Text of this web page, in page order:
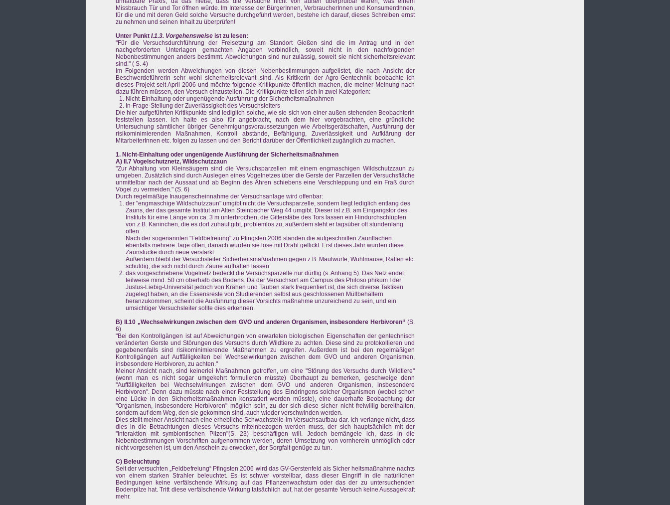
Missbrauch Tür und Tor öffnen würde. Im Interesse der BürgerInnen, VerbraucherInnen und KonsumentInnen,
für die und mit deren Geld solche Versuche durchgeführt werden, bestehe ich darauf, dieses Schreiben ernst
zu nehmen und seinen Inhalt zu überprüfen!
Unter Punkt I.1.3. Vorgehensweise ist zu lesen:
"Für die Versuchsdurchführung der Freisetzung am Standort Gießen sind die im Antrag und in den
nachgeforderten Unterlagen gemachten Angaben verbindlich, soweit nicht in den nachfolgenden
Nebenbestimmungen anders bestimmt. Abweichungen sind nur zulässig, soweit sie nicht sicherheitsrelevant
sind." ( S. 4)
Im Folgenden werden Abweichungen von diesen Nebenbestimmungen aufgelistet, die nach Ansicht der
Beschwerdeführerin sehr wohl sicherheitsrelevant sind. Als Kritikerin der Agro-Gentechnik beobachte ich
dieses Projekt seit April 2006 und möchte folgende Kritikpunkte öffentlich machen, die meiner Meinung nach
dazu führen müssen, den Versuch einzustellen. Die Kritikpunkte teilen sich in zwei Kategorien:
Nicht-Einhaltung oder ungenügende Ausführung der Sicherheitsmaßnahmen
In-Frage-Stellung der Zuverlässigkeit des Versuchsleiters
Die hier aufgeführten Kritikpunkte sind lediglich solche, wie sie sich von einer außen stehenden Beobachterin
feststellen lassen. Ich halte es also für angebracht, nach dem hier vorgebrachten, eine gründliche
Untersuchung sämtlicher übriger Genehmigungsvoraussetzungen wie Arbeitsgerätschaften, Ausführung der
risikominimierenden Maßnahmen, Kontroll abstände, Befähigung, Zuverlässigkeit und Aufklärung der
MitarbeiterInnen etc. folgen zu lassen und den Bericht darüber der Öffentlichkeit zugänglich zu machen.
1. Nicht-Einhaltung oder ungenügende Ausführung der Sicherheitsmaßnahmen
A) II.7 Vogelschutznetz, Wildschutzzaun
"Zur Abhaltung von Kleinsäugern sind die Versuchsparzellen mit einem engmaschigen Wildschutzzaun zu
umgeben. Zusätzlich sind durch Auslegen eines Vogelnetzes über die Gerste der Parzellen der Versuchsfläche
unmittelbar nach der Aussaat und ab Beginn des Ähren schiebens eine Verschleppung und ein Fraß durch
Vögel zu vermeiden." (S. 6)
Durch regelmäßige Inaugenscheinnahme der Versuchsanlage wird offenbar:
der "engmaschige Wildschutzzaun" umgibt nicht die Versuchsparzelle, sondern liegt lediglich entlang des
Zauns, der das gesamte Institut am Alten Steinbacher Weg 44 umgibt. Dieser ist z.B. am Eingangstor des
Instituts für eine Länge von ca. 3 m unterbrochen, die Gitterstäbe des Tors lassen ein Hindurchschlüpfen
von z.B. Kaninchen, die es dort zuhauf gibt, problemlos zu, außerdem steht er tagsüber oft stundenlang
offen.
Nach der sogenannten "Feldbefreiung" zu Pfingsten 2006 standen die aufgeschnitten Zaunflächen
ebenfalls mehrere Tage offen, danach wurden sie lose mit Draht geflickt. Erst dieses Jahr wurden diese
Zaunstücke durch neue verstärkt.
Außerdem bleibt der Versuchsleiter Sicherheitsmaßnahmen gegen z.B. Maulwürfe, Wühlmäuse, Ratten etc.
schuldig, die sich nicht durch Zäune aufhalten lassen.
das vorgeschriebene Vogelnetz bedeckt die Versuchsparzelle nur dürftig (s. Anhang 5). Das Netz endet
teilweise mind. 50 cm oberhalb des Bodens. Da der Versuchsort am Campus des Philoso phikum I der
Justus-Liebig-Universität jedoch von Krähen und Tauben stark frequentiert ist, die sich diverse Taktiken
zugelegt haben, an die Essensreste von Studierenden selbst aus geschlossenen Müllbehältern
heranzukommen, scheint die Ausführung dieser Vorsichts maßnahme unzureichend zu sein, und ein
umsichtiger Versuchsleiter sollte dies erkennen.
B) II.10 „Wechselwirkungen zwischen dem GVO und anderen Organismen, insbesondere Herbivoren“ (S.
6)
"Bei den Kontrollgängen ist auf Abweichungen von erwarteten biologischen Eigenschaften der gentechnisch
veränderten Gerste und Störungen des Versuchs durch Wildtiere zu achten. Diese sind zu protokollieren und
gegebenenfalls sind risikominimierende Maßnahmen zu ergreifen. Außerdem ist bei den regelmäßigen
Kontrollgängen auf Auffälligkeiten bei Wechselwirkungen zwischen dem GVO und anderen Organismen,
insbesondere Herbivoren, zu achten."
Meiner Ansicht nach, sind keinerlei Maßnahmen getroffen, um eine "Störung des Versuchs durch Wildtiere"
(wenn man es nicht sogar umgekehrt formulieren müsste) überhaupt zu bemerken, geschweige denn
"Auffälligkeiten bei Wechselwirkungen zwischen dem GVO und anderen Organismen, insbesondere
Herbivoren". Denn dazu müsste nach einer Feststellung des Eindringens solcher Organismen (wobei schon
eine Lücke in den Sicherheitsmaßnahmen konstatiert werden müsste), eine dauerhafte Beobachtung der
"Organismen, insbesondere Herbivoren" möglich sein, zu der sich diese sicher nicht freiwillig bereithalten,
sondern auf dem Weg, den sie gekommen sind, auch wieder verschwinden werden.
Dies stellt meiner Ansicht nach eine erhebliche Schwachstelle im Versuchsaufbau dar. Ich verlange nicht, dass
dies in die Betrachtungen dieses Versuchs miteinbezogen werden muss, der sich hauptsächlich mit der
"Interaktion mit symbiontischen Pilzen"(S. 23) beschäftigen will. Jedoch bemängele ich, dass in die
Nebenbestimmungen Vorschriften aufgenommen werden, deren Umsetzung von vornherein unmöglich oder
nicht vorgesehen ist, um den Anschein zu erwecken, der Sorgfalt genüge zu tun.
C) Beleuchtung
Seit der versuchten „Feldbefreiung“ Pfingsten 2006 wird das GV-Gerstenfeld als Sicher heitsmaßnahme nachts
von einem starken Strahler beleuchtet. Es ist schwer vorstellbar, dass dieser Eingriff in die natürlichen
Bedingungen keine verfälschende Wirkung auf das Pflanzenwachstum oder das der zu untersuchenden
Bodenpilze hat. Tritt diese verfälschende Wirkung tatsächlich auf, hat der gesamte Versuch keine Aussagekraft
mehr.